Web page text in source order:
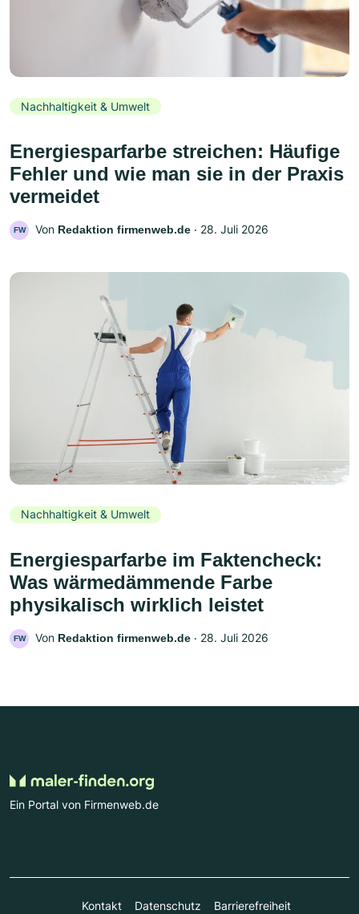
Nachhaltigkeit & Umwelt
Energiesparfarbe streichen: Häufige
Fehler und wie man sie in der Praxis
vermeidet
FW Von Redaktion firmenweb.de ‧ 28. Juli 2026
Nachhaltigkeit & Umwelt
Energiesparfarbe im Faktencheck:
Was wärmedämmende Farbe
physikalisch wirklich leistet
FW Von Redaktion firmenweb.de ‧ 28. Juli 2026
Ein Portal von Firmenweb.de
Kontakt Datenschutz Barrierefreiheit